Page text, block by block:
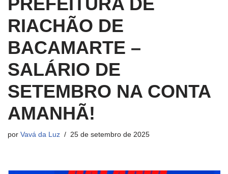
RIACHÃO DE
BACAMARTE –
SALÁRIO DE
SETEMBRO NA CONTA
AMANHÃ!
por Vavá da Luz 25 de setembro de 2025